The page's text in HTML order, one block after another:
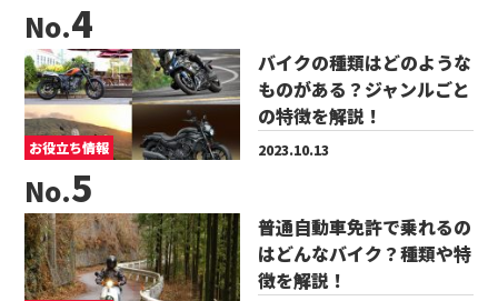
No.
お役立ち情報
バイクの種類はどのような
ものがある？ジャンルごと
の特徴を解説！
2023.10.13
No.
普通自動車免許で乗れるの
はどんなバイク？種類や特
徴を解説！